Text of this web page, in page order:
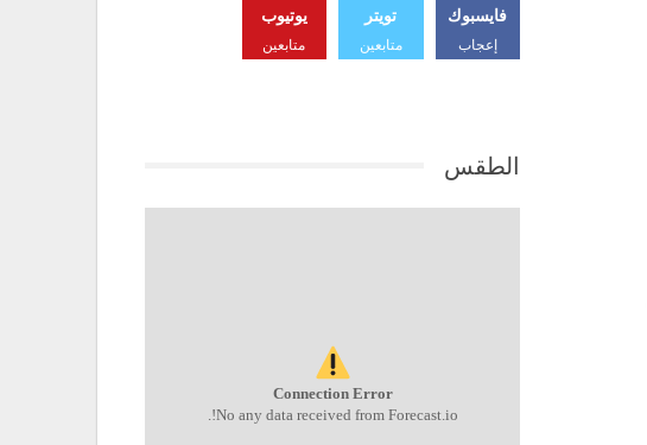
فايسبوك
إعجاب
تويتر
متابعين
يوتيوب
متابعين
الطقس
Connection Error
No any data received from Forecast.io!.